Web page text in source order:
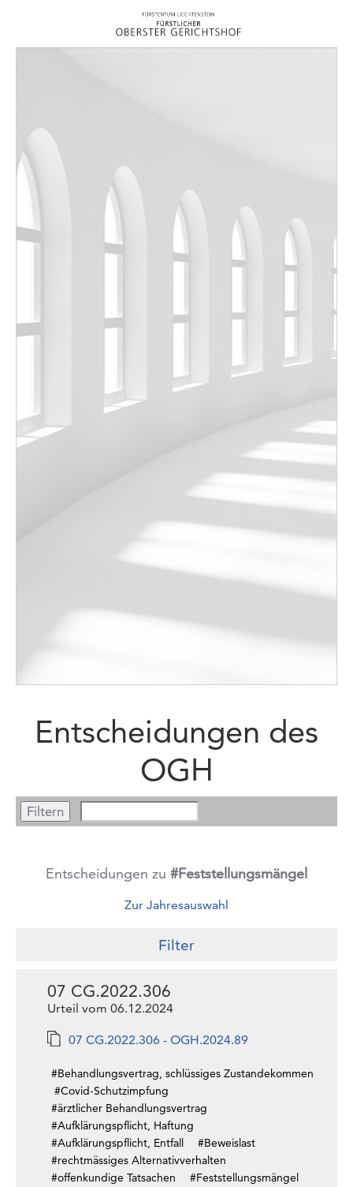
Entscheidungen des
OGH
Entscheidungen zu #Feststellungsmängel
Zur Jahresauswahl
Filter
07 CG.2022.306
Urteil vom 06.12.2024
07 CG.2022.306 - OGH.2024.89
#Behandlungsvertrag, schlüssiges Zustandekommen
#Covid-Schutzimpfung
#ärztlicher Behandlungsvertrag
#Aufklärungspflicht, Haftung
#Aufklärungspflicht, Entfall
#Beweislast
#rechtmässiges Alternativverhalten
#offenkundige Tatsachen
#Feststellungsmängel